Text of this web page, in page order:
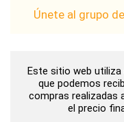
Únete al grupo
Este sitio web
que podemos
compras realizadas
el precio